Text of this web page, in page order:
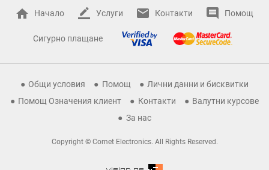
Начало Услуги Контакти Помощ
Сигурно плащане
Общи условия Помощ
Лични данни и бисквитки
Помощ Означения клиент
Контакти
Валутни курсове
За нас
Copyright © Comet Electronics. All Rights Reserved.